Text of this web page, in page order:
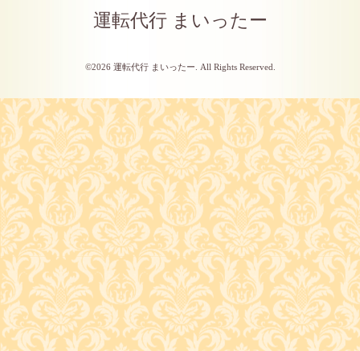
運転代行 まいったー
©2026 運転代行 まいったー . All Rights Reserved.